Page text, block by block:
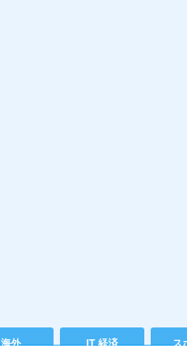
海外 IT 経済 ス